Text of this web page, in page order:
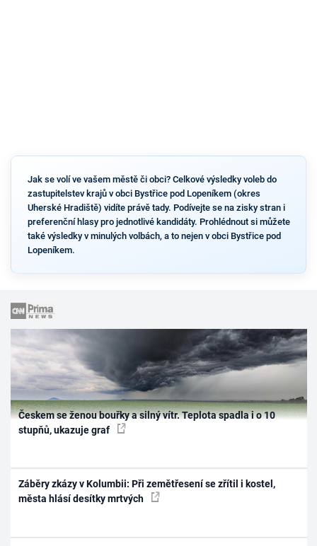
Jak se volí ve vašem městě či obci? Celkové výsledky voleb do
zastupitelstev krajů v obci Bystřice pod Lopeníkem (okres
Uherské Hradiště) vidíte právě tady. Podívejte se na zisky stran i
preferenční hlasy pro jednotlivé kandidáty. Prohlédnout si můžete
také výsledky v minulých volbách, a to nejen v obci Bystřice pod
Lopeníkem.
Českem se ženou bouřky a silný vítr. Teplota spadla i o 10
stupňů, ukazuje graf
Záběry zkázy v Kolumbii: Při zemětřesení se zřítil i kostel,
města hlásí desítky mrtvých